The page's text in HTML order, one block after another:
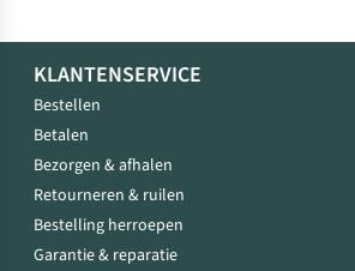
KLANTENSERVICE
Bestellen
Betalen
Bezorgen & afhalen
Retourneren & ruilen
Bestelling herroepen
Garantie & reparatie